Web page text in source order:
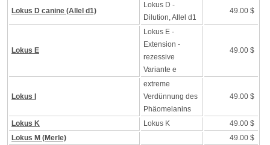
Lokus D canine (Allel d1)
Lokus D -
Dilution, Allel d1
49.00 $
Lokus E
Lokus E -
Extension -
rezessive
Variante e
49.00 $
Lokus I
extreme
Verdünnung des
Phäomelanins
49.00 $
Lokus K Lokus K
49.00 $
Lokus M (Merle)
49.00 $